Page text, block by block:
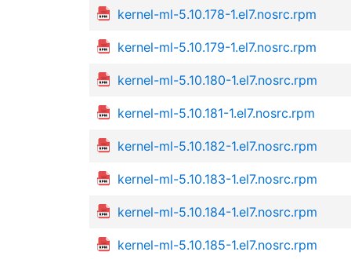
kernel-ml-5.10.178-1.el7.nosrc.rpm
kernel-ml-5.10.179-1.el7.nosrc.rpm
kernel-ml-5.10.180-1.el7.nosrc.rpm
kernel-ml-5.10.181-1.el7.nosrc.rpm
kernel-ml-5.10.182-1.el7.nosrc.rpm
kernel-ml-5.10.183-1.el7.nosrc.rpm
kernel-ml-5.10.184-1.el7.nosrc.rpm
kernel-ml-5.10.185-1.el7.nosrc.rpm